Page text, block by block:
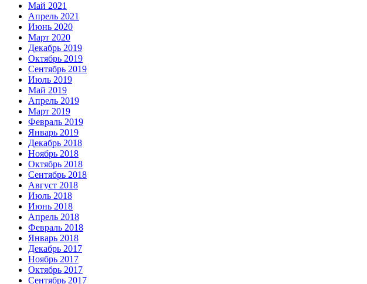
Май 2021
Апрель 2021
Июнь 2020
Март 2020
Декабрь 2019
Октябрь 2019
Сентябрь 2019
Июль 2019
Май 2019
Апрель 2019
Март 2019
Февраль 2019
Январь 2019
Декабрь 2018
Ноябрь 2018
Октябрь 2018
Сентябрь 2018
Август 2018
Июль 2018
Июнь 2018
Апрель 2018
Февраль 2018
Январь 2018
Декабрь 2017
Ноябрь 2017
Октябрь 2017
Сентябрь 2017